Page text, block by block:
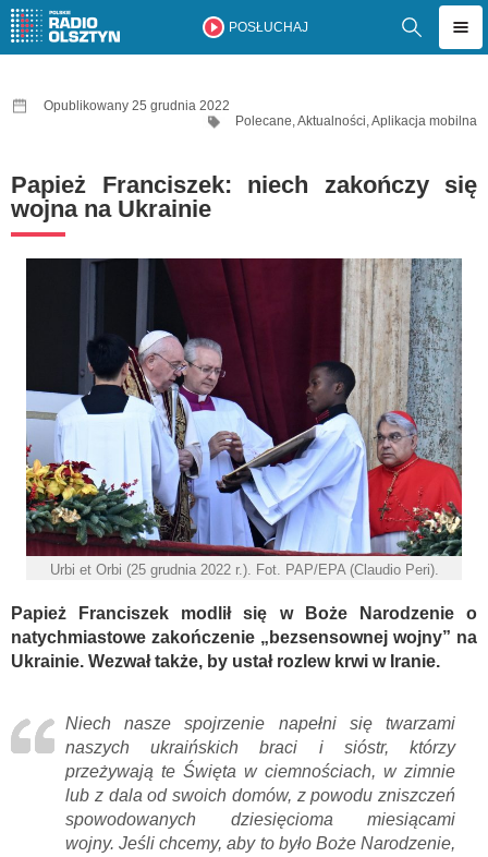
POSŁUCHAJ
Opublikowany 25 grudnia 2022
Polecane,Aktualności,Aplikacja mobilna
Papież Franciszek: niech zakończy się
wojna na Ukrainie
Urbi et Orbi (25 grudnia 2022 r.). Fot. PAP/EPA (Claudio Peri).
Papież Franciszek modlił się w Boże Narodzenie o
natychmiastowe zakończenie „bezsensownej wojny” na
Ukrainie. Wezwał także, by ustał rozlew krwi w Iranie.
Niech nasze spojrzenie napełni się twarzami
naszych ukraińskich braci i sióstr, którzy
przeżywają te Święta w ciemnościach, w zimnie
lub z dala od swoich domów, z powodu zniszczeń
spowodowanych dziesięcioma miesiącami
wojny. Jeśli chcemy, aby to było Boże Narodzenie,